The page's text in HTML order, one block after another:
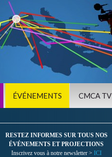
ÉVÉNEMENTS CMCA TV
RESTEZ INFORMES SUR TOUS NOS
ÉVÉNEMENTS ET PROJECTIONS
Inscrivez vous à notre newsletter > ICI